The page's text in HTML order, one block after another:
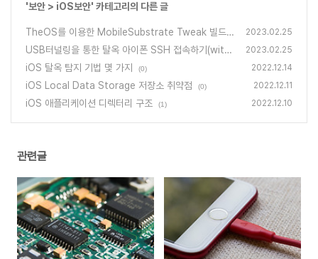
'보안 > iOS보안' 카테고리의 다른 글
TheOS를 이용한 MobileSubstrate Tweak 빌드하
기
(1)
2023.02.25
USB터널링을 통한 탈옥 아이폰 SSH 접속하기(with i
proxy)
(0)
2023.02.25
iOS 탈옥 탐지 기법 몇 가지 (0) 2022.12.14
iOS Local Data Storage 저장소 취약점 (0) 2022.12.11
iOS 애플리케이션 디렉터리 구조 (1) 2022.12.10
관련글